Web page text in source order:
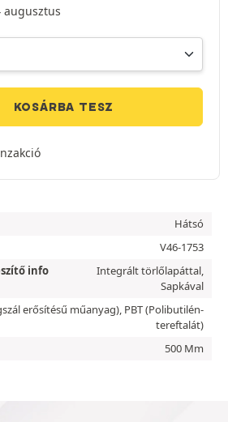
augusztus
KOSÁRBA TESZ
Hátsó
V46-1753
info
Integrált törlőlapáttal,
Sapkával
erősítésű műanyag), PBT (Polibutilén-
tereftalát)
500 Mm